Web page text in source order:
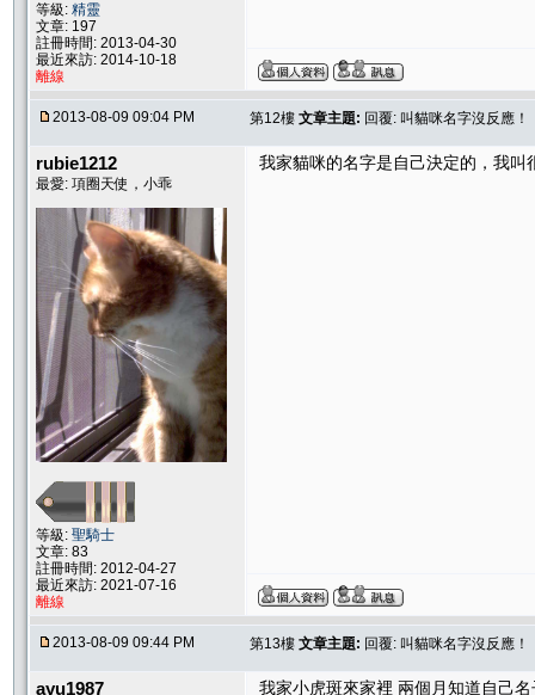
等級: 精靈
文章: 197
註冊時間: 2013-04-30
最近來訪: 2014-10-18
離線
2013-08-09 09:04 PM 第12樓 文章主題: 回覆: 叫貓咪名字沒反應！
rubie1212
最愛: 項圈天使，小乖
等級: 聖騎士
文章: 83
註冊時間: 2012-04-27
最近來訪: 2021-07-16
離線
我家貓咪的名字是自己決定的，我
2013-08-09 09:44 PM 第13樓 文章主題: 回覆: 叫貓咪名字沒反應！
ayu1987 我家小虎斑來家裡 兩個月知道自己名